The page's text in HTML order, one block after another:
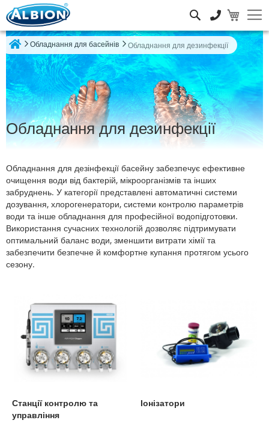
Обладнання для басейнів Обладнання для дезинфекції
Обладнання для дезинфекції
Обладнання для дезінфекції басейну забезпечує ефективне
очищення води від бактерій, мікроорганізмів та інших
забруднень. У категорії представлені автоматичні системи
дозування, хлорогенератори, системи контролю параметрів
води та інше обладнання для професійної водопідготовки.
Використання сучасних технологій дозволяє підтримувати
оптимальний баланс води, зменшити витрати хімії та
забезпечити безпечне й комфортне купання протягом усього
сезону.
Станції контролю та
управління
Іонізатори